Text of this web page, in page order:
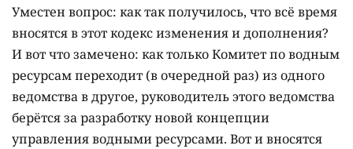
Уместен вопрос: как так получилось, что всё время
вносятся в этот кодекс изменения и дополнения?
И вот что замечено: как только Комитет по водным
ресурсам переходит (в очередной раз) из одного
ведомства в другое, руководитель этого ведомства
берётся за разработку новой концепции
управления водными ресурсами. Вот и вносятся